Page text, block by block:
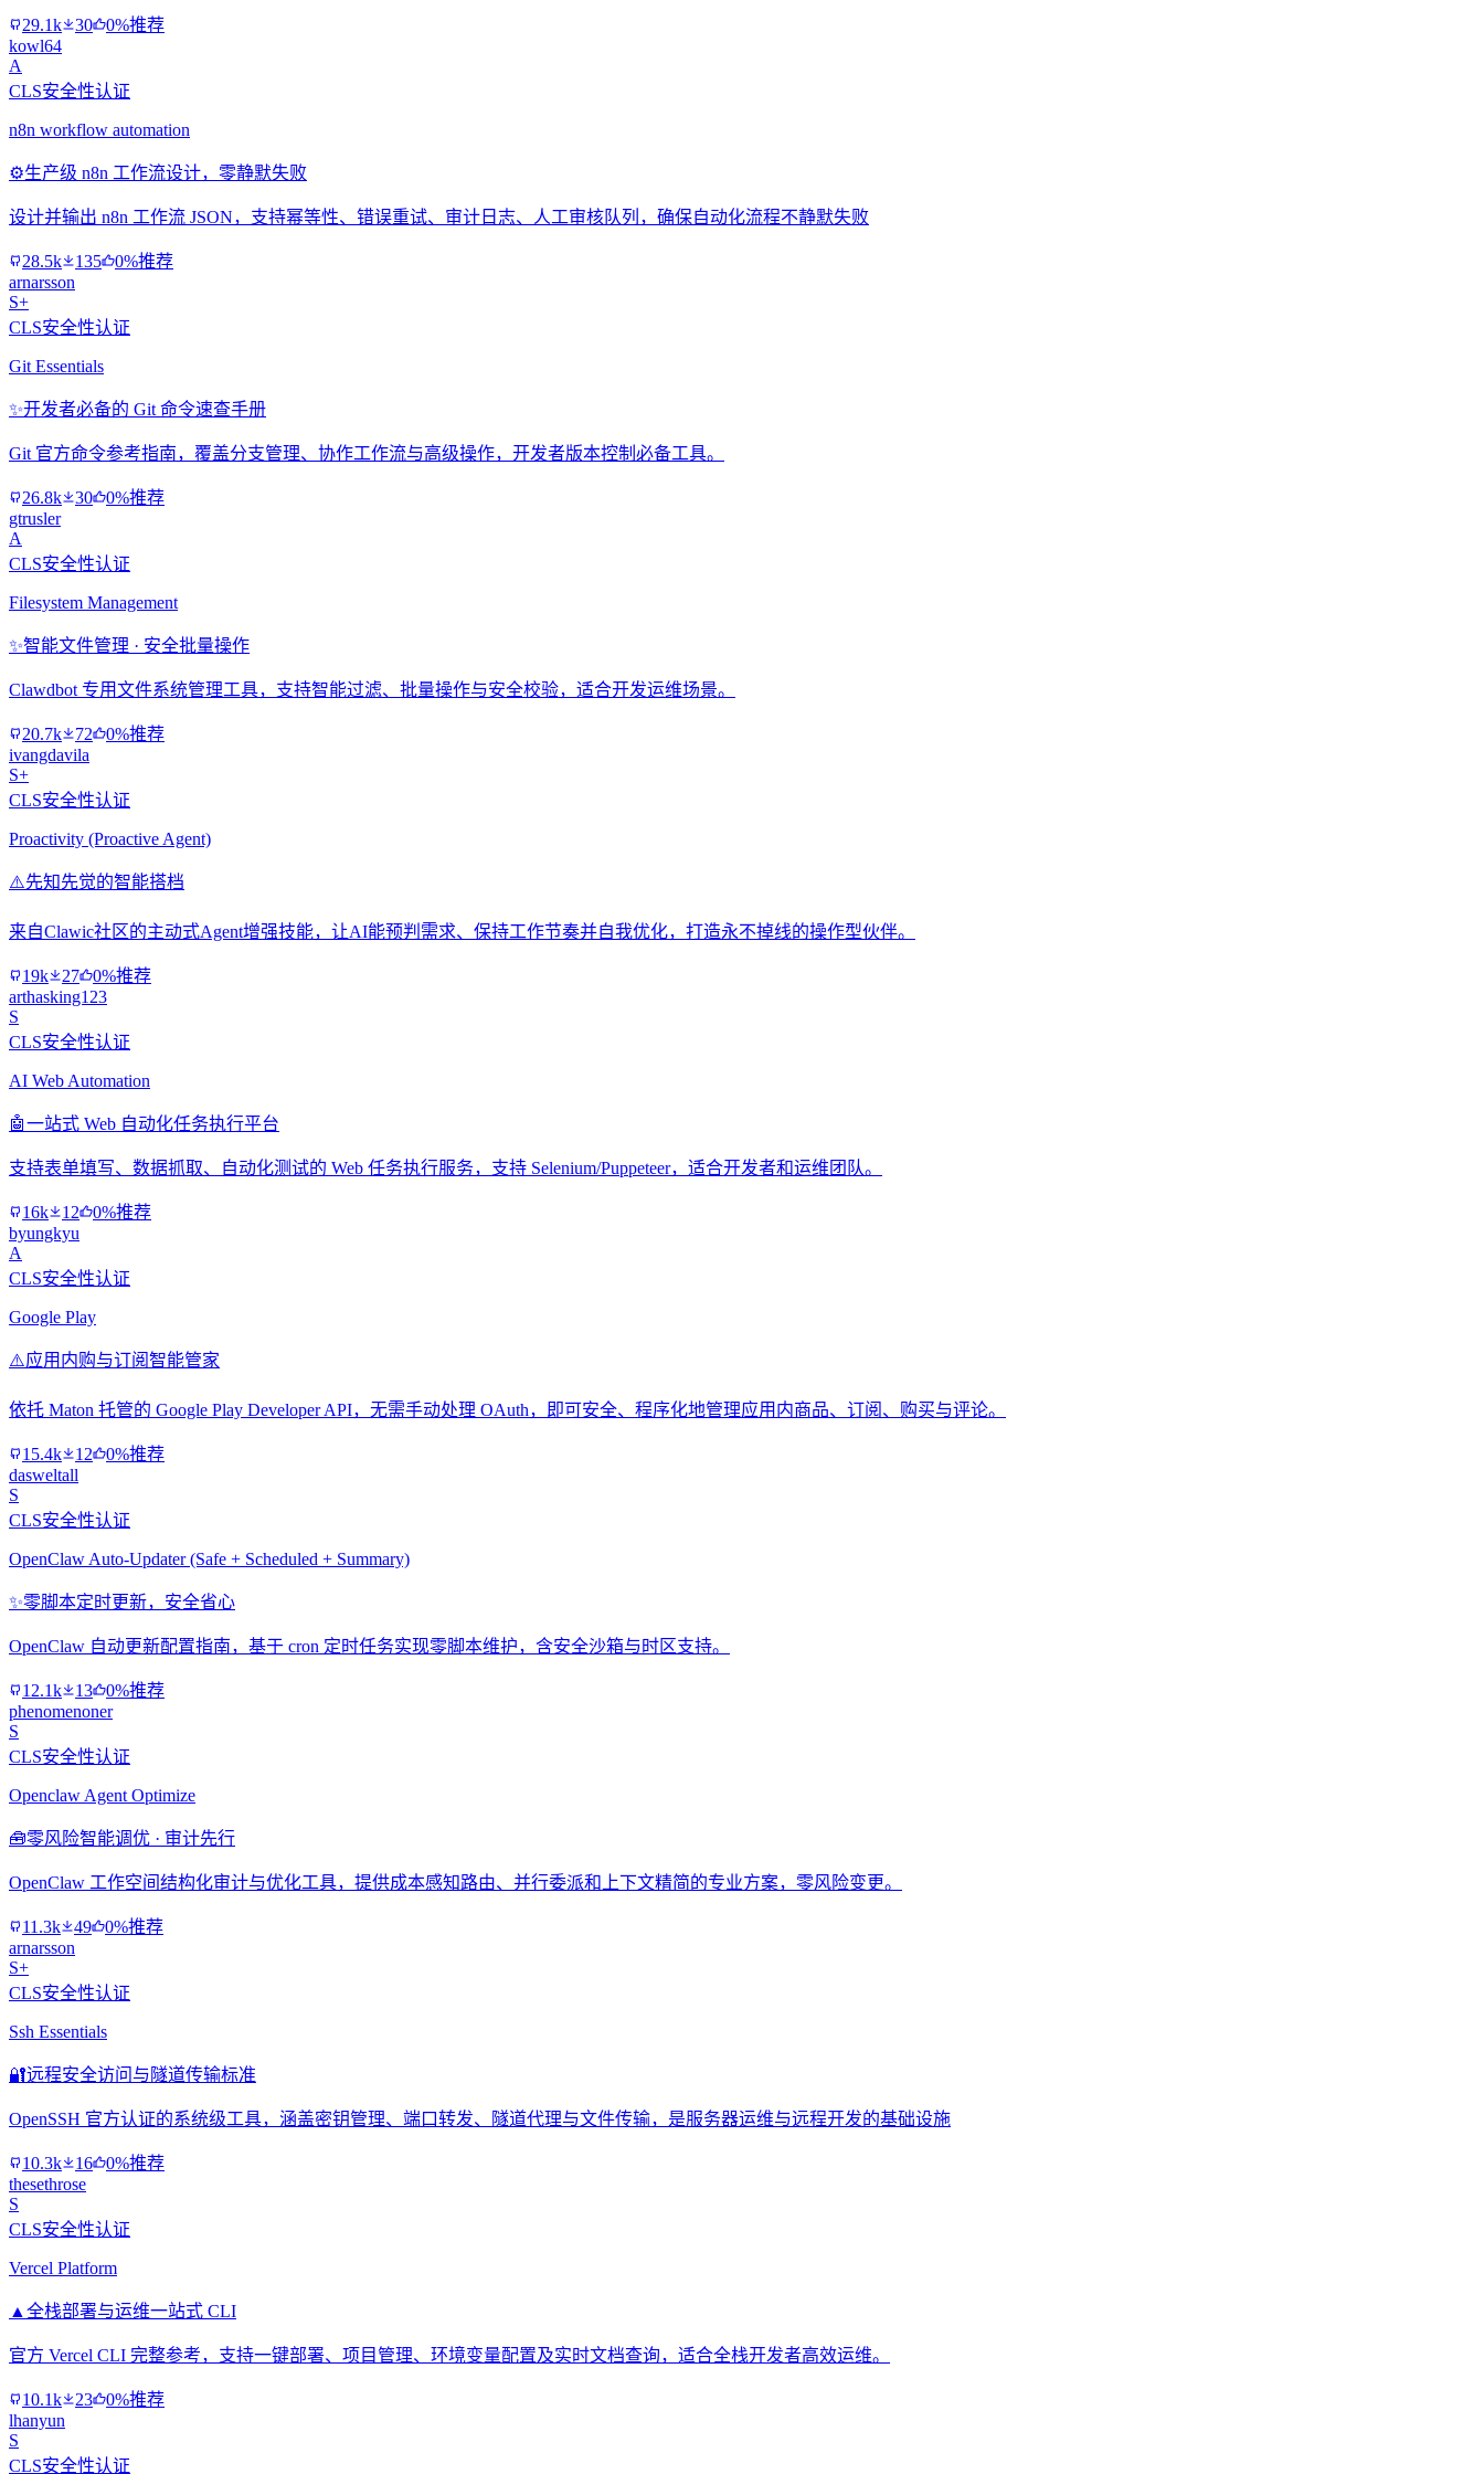
29.1k 30
0%推荐
kowl64
A
CLS安全性认证
n8n workflow automation
⚙️生产级 n8n 工作流设计，零静默失败
设计并输出 n8n 工作流 JSON，支持幂等性、错误重试、审计日志、人工审核队列，确保自动化流程不静默失败
28.5k 135
0%推荐
arnarsson
S+
CLS安全性认证
Git Essentials
✨开发者必备的 Git 命令速查手册
Git 官方命令参考指南，覆盖分支管理、协作工作流与高级操作，开发者版本控制必备工具。
26.8k 30
0%推荐
gtrusler
A
CLS安全性认证
Filesystem Management
✨智能文件管理 · 安全批量操作
Clawdbot 专用文件系统管理工具，支持智能过滤、批量操作与安全校验，适合开发运维场景。
20.7k 72
0%推荐
ivangdavila
S+
CLS安全性认证
Proactivity (Proactive Agent)
⚠️先知先觉的智能搭档
来自Clawic社区的主动式Agent增强技能，让AI能预判需求、保持工作节奏并自我优化，打造永不掉线的操作型伙伴。
19k 27
0%推荐
arthasking123
S
CLS安全性认证
AI Web Automation
🤖一站式 Web 自动化任务执行平台
支持表单填写、数据抓取、自动化测试的 Web 任务执行服务，支持 Selenium/Puppeteer，适合开发者和运维团队。
16k 12
0%推荐
byungkyu
A
CLS安全性认证
Google Play
⚠️应用内购与订阅智能管家
依托 Maton 托管的 Google Play Developer API，无需手动处理 OAuth，即可安全、程序化地管理应用内商品、订阅、购买与评论。
15.4k 12
0%推荐
dasweltall
S
CLS安全性认证
OpenClaw Auto‑Updater (Safe + Scheduled + Summary)
✨零脚本定时更新，安全省心
OpenClaw 自动更新配置指南，基于 cron 定时任务实现零脚本维护，含安全沙箱与时区支持。
12.1k 13
0%推荐
phenomenoner
S
CLS安全性认证
Openclaw Agent Optimize
🧰零风险智能调优 · 审计先行
OpenClaw 工作空间结构化审计与优化工具，提供成本感知路由、并行委派和上下文精简的专业方案，零风险变更。
11.3k 49
0%推荐
arnarsson
S+
CLS安全性认证
Ssh Essentials
🔐远程安全访问与隧道传输标准
OpenSSH 官方认证的系统级工具，涵盖密钥管理、端口转发、隧道代理与文件传输，是服务器运维与远程开发的基础设施
10.3k 16
0%推荐
thesethrose
S
CLS安全性认证
Vercel Platform
▲ 全栈部署与运维一站式 CLI
官方 Vercel CLI 完整参考，支持一键部署、项目管理、环境变量配置及实时文档查询，适合全栈开发者高效运维。
10.1k 23
0%推荐
lhanyun
S
CLS安全性认证